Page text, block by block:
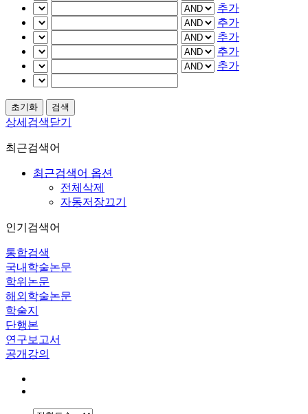
추가
추가
추가
추가
추가
상세검색닫기
최근검색어
최근검색어 옵션
전체삭제
자동저장끄기
인기검색어
통합검색
국내학술논문
학위논문
해외학술논문
학술지
단행본
연구보고서
공개강의